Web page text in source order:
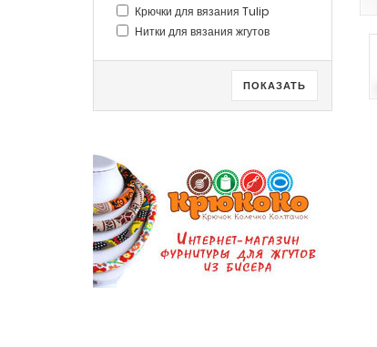
Крючки для вязания Tulip
Нитки для вязания жгутов
ПОКАЗАТЬ